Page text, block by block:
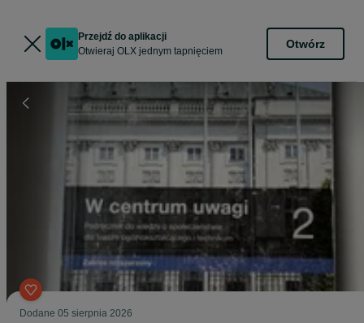
Przejdź do aplikacji
Otwieraj OLX jednym tapnięciem
Otwórz
Dodane 05 sierpnia 2026